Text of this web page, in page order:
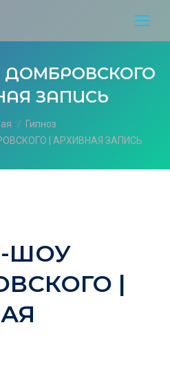
ЗАПИСЬ
Гипноз
| АРХИВНАЯ ЗАПИСЬ
ШОУ
|